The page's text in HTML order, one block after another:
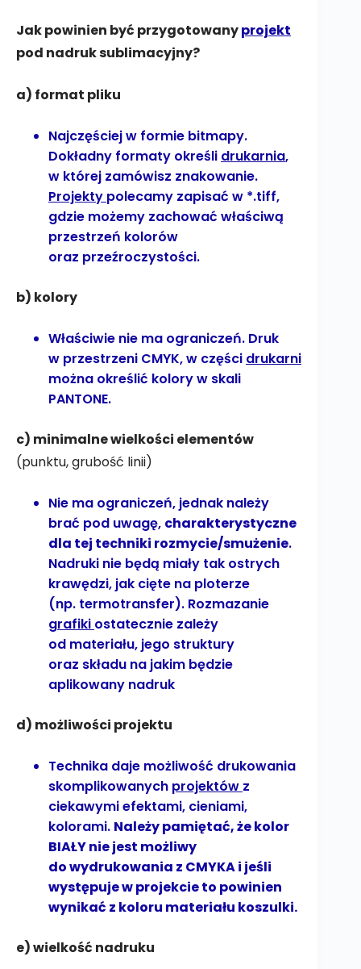
Jak powinien być przygotowanyprojekt
pod nadruk sublimacyjny?
a) format pliku
Najczęściej w formie bitmapy.
Dokładny formaty określi drukarnia,
w której zamówisz znakowanie.
Projekty polecamy zapisać w *.tiff,
gdzie możemy zachować właściwą
przestrzeń kolorów
oraz przeźroczystości.
b) kolory
Właściwie nie ma ograniczeń. Druk
w przestrzeni CMYK, w części drukarni
można określić kolory w skali
PANTONE.
c) minimalne wielkości elementów
(punktu, grubość linii)
Nie ma ograniczeń, jednak należy
brać pod uwagę, charakterystyczne
dla tej techniki rozmycie/smużenie.
Nadruki nie będą miały tak ostrych
krawędzi, jak cięte na ploterze
(np. termotransfer). Rozmazanie
grafiki ostatecznie zależy
od materiału, jego struktury
oraz składu na jakim będzie
aplikowany nadruk
d) możliwości projektu
Technika daje możliwość drukowania
skomplikowanych projektów z
ciekawymi efektami, cieniami,
kolorami. Należy pamiętać, że kolor
BIAŁY nie jest możliwy
do wydrukowania z CMYKA i jeśli
występuje w projekcie to powinien
wynikać z koloru materiału koszulki.
e) wielkość nadruku